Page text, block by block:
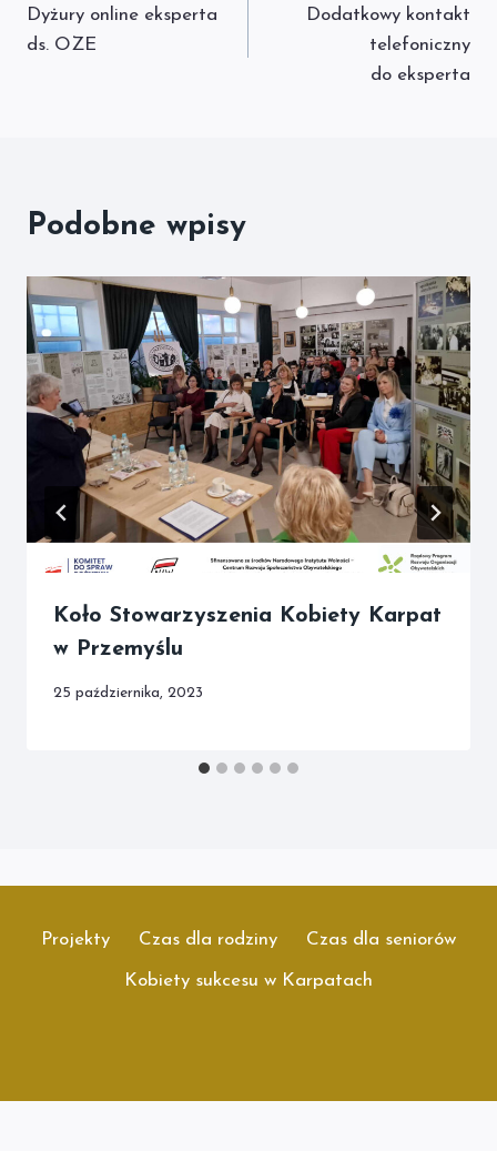
wpisu
Dyżury online eksperta
ds. OZE
Dodatkowy kontakt
telefoniczny
do eksperta
Podobne wpisy
Koło Stowarzyszenia Kobiety Karpat
w Przemyślu
25 października, 2023
Projekty Czas dla rodziny Czas dla seniorów
Kobiety sukcesu w Karpatach